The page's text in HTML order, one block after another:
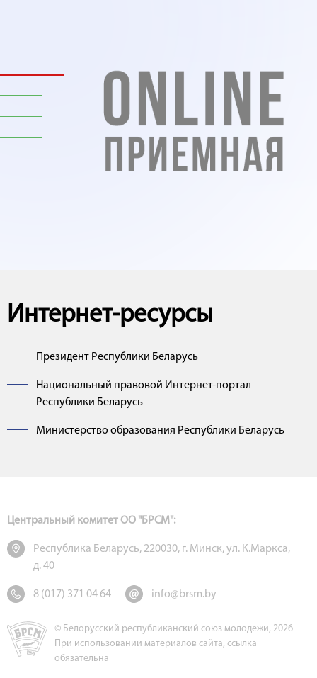
Интернет-ресурсы
Президент Республики Беларусь
Национальный правовой Интернет-портал
Республики Беларусь
Министерство образования Республики Беларусь
Центральный комитет ОО "БРСМ":
Республика Беларусь, 220030, г. Минск, ул. К.Маркса,
д. 40
8 (017) 371 04 64 info@brsm.by
© Белорусский республиканский союз молодежи, 2026
При использовании материалов сайта, ссылка
обязательна